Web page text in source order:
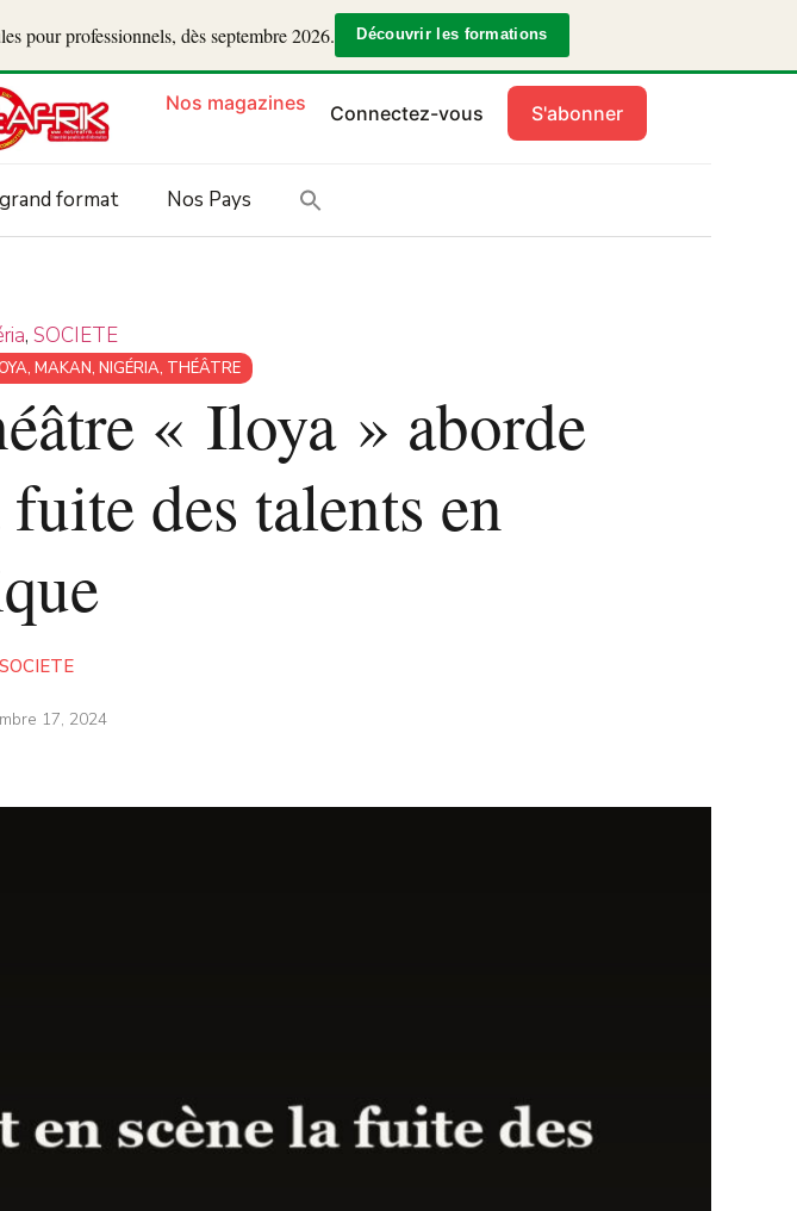
pour professionnels, dès septembre 2026. Découvrir les formations
Nos magazines Connectez-vous S'abonner
format Nos Pays
,SOCIETE
, MAKAN, NIGÉRIA, THÉÂTRE
« Iloya » aborde
des talents en
SOCIETE
17, 2024